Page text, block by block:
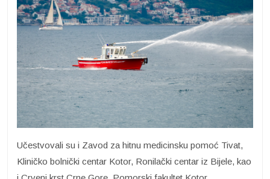
Učestvovali su i Zavod za hitnu medicinsku pomoć Tivat,
Kliničko bolnički centar Kotor, Ronilački centar iz Bijele, kao